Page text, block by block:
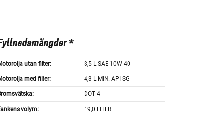
*
utan filter: 3,5 L SAE 10W-40
med filter: 4,3 L MIN. API SG
DOT 4
volym: 19,0 LITER